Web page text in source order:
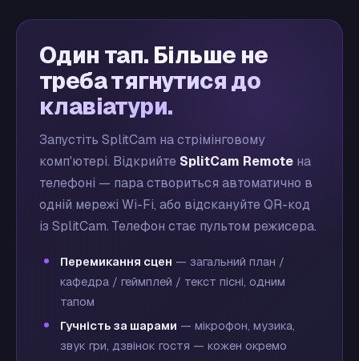
Один тап. Більше не
треба тягнутися до
клавіатури.
Запустіть SplitCam на стрімінговому
комп'ютері. Відкрийте SplitCam Remote на
телефоні — пара створиться автоматично в
одній мережі Wi-Fi, або відскануйте QR-код
із SplitCam. Телефон стає пультом режисера.
Перемикання сцен — загальний план /
кафедра / геймплей / текст пісні, одним
тапом
Гучність за шарами — мікрофон, музика,
звук гри, дзвінок гостя — кожен окремо